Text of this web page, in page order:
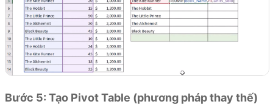
Bước 5: Tạo Pivot Table (phương pháp thay thế)